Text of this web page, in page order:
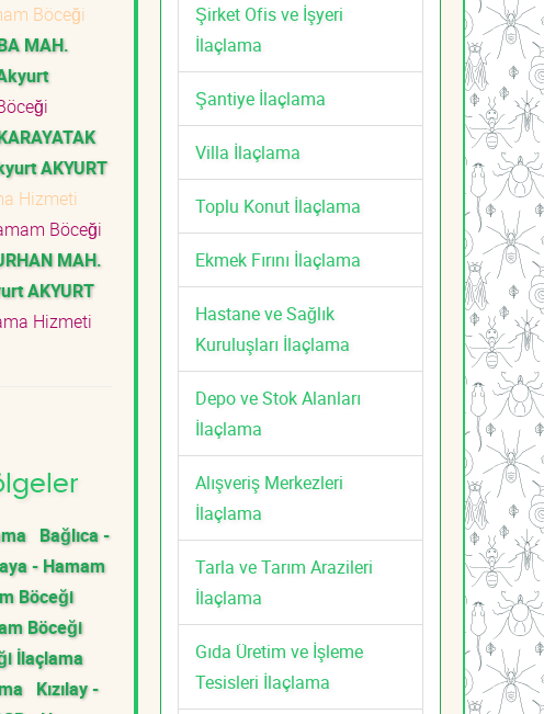
Böceği
MAH.
AKYURT
Hizmeti
Böceği
MAH.
AKYURT
Hizmeti
Bağlıca -
- Hamam
Böceği
Böceği
İlaçlama
Kızılay -
Şirket Ofis ve İşyeri
İlaçlama
Şantiye İlaçlama
Villa İlaçlama
Toplu Konut İlaçlama
Ekmek Fırını İlaçlama
Hastane ve Sağlık
Kuruluşları İlaçlama
Depo ve Stok Alanları
İlaçlama
Alışveriş Merkezleri
İlaçlama
Tarla ve Tarım Arazileri
İlaçlama
Gıda Üretim ve İşleme
Tesisleri İlaçlama